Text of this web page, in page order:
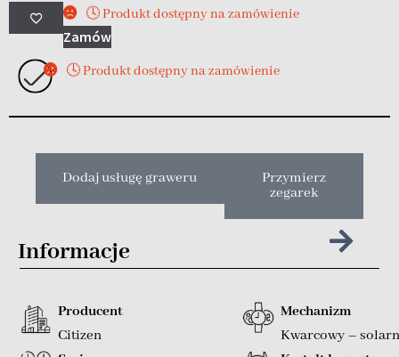
🕓 Produkt dostępny na zamówienie
Zamów
🕓 Produkt dostępny na zamówienie
Dodaj usługę graweru
Przymierz
zegarek
Informacje
Producent
Citizen
Mechanizm
Kwarcowy –